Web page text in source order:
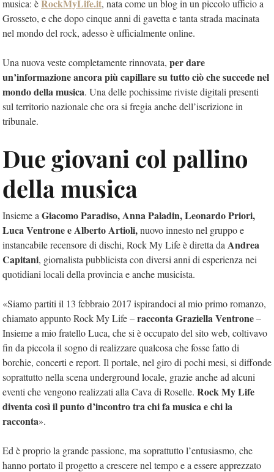
musica: èRockMyLife.it, nata come un blog in un piccolo ufficio a
Grosseto, e che dopo cinque anni di gavetta e tanta strada macinata
nel mondo del rock, adesso è ufficialmente online.
Una nuova veste completamente rinnovata, per dare
un’informazione ancora più capillare su tutto ciò che succede nel
mondo della musica. Una delle pochissime riviste digitali presenti
sul territorio nazionale che ora si fregia anche dell’iscrizione in
tribunale.
Due giovani col pallino
della musica
Insieme a Giacomo Paradiso, Anna Paladin, Leonardo Priori,
Luca Ventrone e Alberto Artioli,nuovo innesto nel gruppo e
instancabile recensore di dischi, Rock My Life è diretta da Andrea
Capitani, giornalista pubblicista con diversi anni di esperienza nei
quotidiani locali della provincia e anche musicista.
«Siamo partiti il 13 febbraio 2017 ispirandoci al mio primo romanzo,
chiamato appunto Rock My Life –racconta Graziella Ventrone–
Insieme a mio fratello Luca, che si è occupato del sito web, coltivavo
fin da piccola il sogno di realizzare qualcosa che fosse fatto di
borchie, concerti e report. Il portale, nel giro di pochi mesi, si diffonde
soprattutto nella scena underground locale, grazie anche ad alcuni
eventi che vengono realizzati alla Cava di Roselle. Rock My Life
diventa così il punto d’incontro tra chi fa musica e chi la
racconta».
Ed è proprio la grande passione, ma soprattutto l’entusiasmo, che
hanno portato il progetto a crescere nel tempo e a essere apprezzato